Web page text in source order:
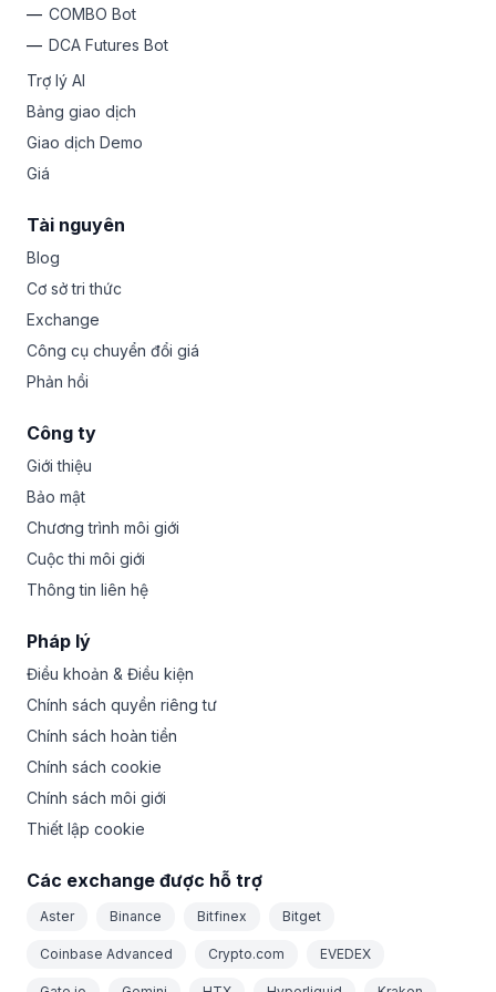
COMBO Bot
DCA Futures Bot
Trợ lý AI
Bảng giao dịch
Giao dịch Demo
Giá
Tài nguyên
Blog
Cơ sở tri thức
Exchange
Công cụ chuyển đổi giá
Phản hồi
Công ty
Giới thiệu
Bảo mật
Chương trình môi giới
Cuộc thi môi giới
Thông tin liên hệ
Pháp lý
Điều khoản & Điều kiện
Chính sách quyền riêng tư
Chính sách hoàn tiền
Chính sách cookie
Chính sách môi giới
Thiết lập cookie
Các exchange được hỗ trợ
Aster Binance Bitfinex Bitget
Coinbase Advanced Crypto.com EVEDEX